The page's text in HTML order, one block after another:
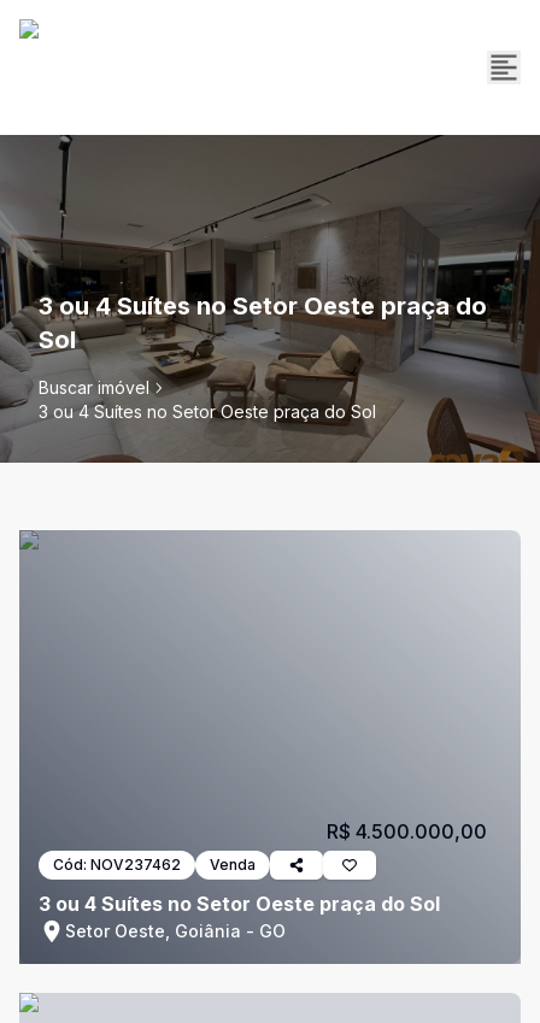
3 ou 4 Suítes no Setor Oeste praça do
Sol
Buscar imóvel
3 ou 4 Suítes no Setor Oeste praça do Sol
Cód: NOV237462 Venda
3 ou 4 Suítes no Setor Oeste praça do Sol
Setor Oeste, Goiânia - GO
R$ 4.500.000,00